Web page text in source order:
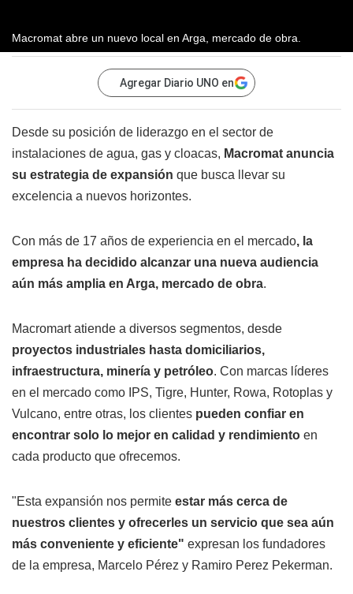
Macromat abre un nuevo local en Arga, mercado de obra.
Agregar Diario UNO en
Desde su posición de liderazgo en el sector de
instalaciones de agua, gas y cloacas, Macromat anuncia
su estrategia de expansión que busca llevar su
excelencia a nuevos horizontes.
Con más de 17 años de experiencia en el mercado, la
empresa ha decidido alcanzar una nueva audiencia
aún más amplia en Arga, mercado de obra.
Macromart atiende a diversos segmentos, desde
proyectos industriales hasta domiciliarios,
infraestructura, minería y petróleo. Con marcas líderes
en el mercado como IPS, Tigre, Hunter, Rowa, Rotoplas y
Vulcano, entre otras, los clientes pueden confiar en
encontrar solo lo mejor en calidad y rendimiento en
cada producto que ofrecemos.
"Esta expansión nos permite estar más cerca de
nuestros clientes y ofrecerles un servicio que sea aún
más conveniente y eficiente" expresan los fundadores
de la empresa, Marcelo Pérez y Ramiro Perez Pekerman.